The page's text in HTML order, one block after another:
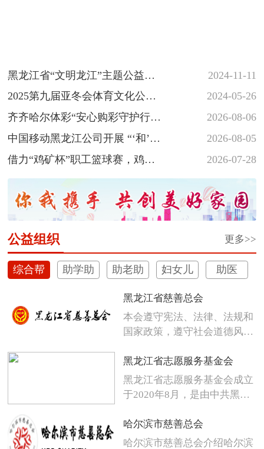
2024-11-11
黑龙江省“文明龙江”主题公益广
告征集展示活动
2024-05-26
2025第九届亚冬会体育文化公益
海报和志愿者徽章创意设计大
赛...
2026-08-06
齐齐哈尔体彩“安心购彩守护行
动”落地省十六运会羽毛球赛场
2026-08-05
中国移动黑龙江公司开展 “‘和’你
一起 反诈‘童’行” 少年...
2026-07-28
借力“鸡矿杯”职工篮球赛，鸡西
体彩深植安心购彩守护行动
更多>>
公益组织
综合帮
助学助
助老助
妇女儿
助医
黑龙江省慈善总会
本会遵守宪法、法律、法规和
国家政策，遵守社会道德风
黑龙江省志愿服务基金会
黑龙江省志愿服务基金会成立
于2020年8月，是由中共黑龙
哈尔滨市慈善总会
哈尔滨市慈善总会介绍哈尔滨